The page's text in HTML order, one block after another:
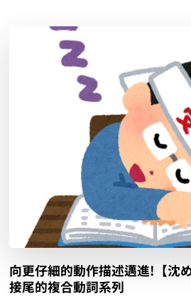
向更仔細的動作描述邁進!【沈
接尾的複合動詞系列